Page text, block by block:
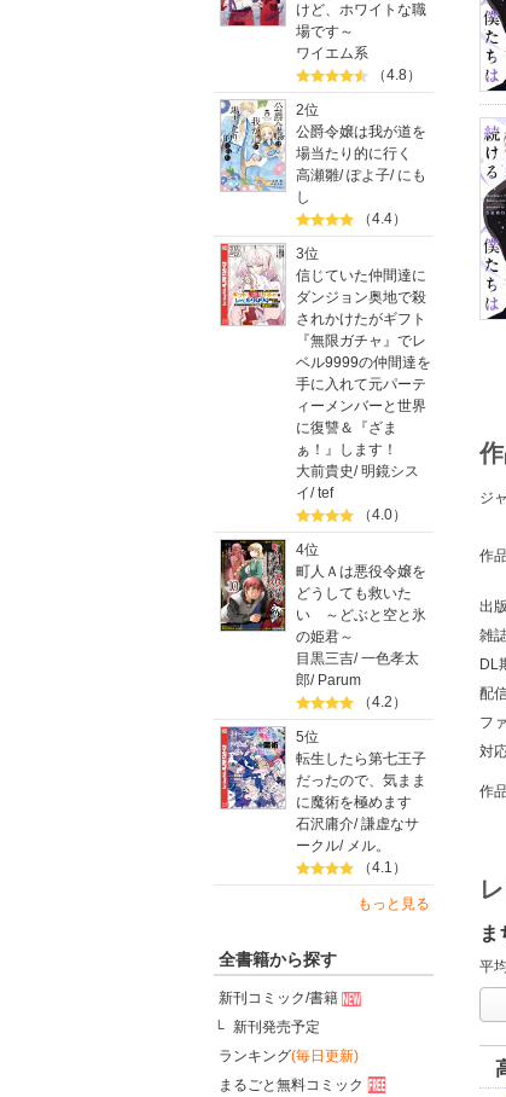
けど、ホワイトな職
場です～
ワイエム系
（4.8）
2位
公爵令嬢は我が道を
場当たり的に行く
高瀬雛/ぽよ子/ にも
し
（4.4）
3位
信じていた仲間達に
ダンジョン奥地で殺
されかけたがギフト
『無限ガチャ』でレ
ベル9999の仲間達を
手に入れて元パーテ
ィーメンバーと世界
に復讐＆『ざま
ぁ！』します！
大前貴史/明鏡シス
イ/tef
（4.0）
4位
町人Ａは悪役令嬢を
どうしても救いた
い ～どぶと空と氷
の姫君～
目黒三吉/一色孝太
郎/ Parum
（4.2）
5位
転生したら第七王子
だったので、気まま
に魔術を極めます
石沢庸介/謙虚なサ
ークル/ メル。
（4.1）
もっと見る
全書籍から探す
新刊コミック/書籍
新刊発売予定
ランキング(毎日更新)
まるごと無料コミック
ジ
作
出
雑
DL
配
フ
対
作
ま
平